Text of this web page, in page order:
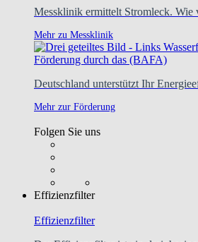
Messklinik ermittelt Stromleck. Wie
Mehr zu Messklinik
Förderung durch das (BAFA)
Deutschland unterstützt Ihr
Mehr zur Förderung
Folgen Sie uns
Effizienzfilter
Effizienzfilter